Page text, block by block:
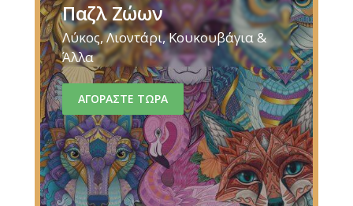
Παζλ Ζώων
Λύκος, Λιοντάρι, Κουκουβάγια &
Άλλα
ΑΓΟΡΑΣΤΕ ΤΩΡΑ